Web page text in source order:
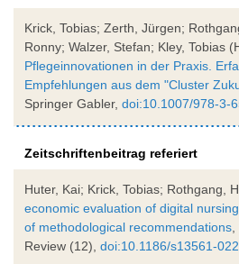
Krick, Tobias; Zerth, Jürgen;
Ronny; Walzer, Stefan; Kley, Tobias
Pflegeinnovationen in der Praxis.
Empfehlungen aus dem "Cluster
Springer Gabler, doi:10.1007/978-3-
Zeitschriftenbeitrag referiert
Huter, Kai; Krick, Tobias; Rothgang,
economic evaluation of digital
of methodological recommendations
Review (12), doi:10.1186/s13561-